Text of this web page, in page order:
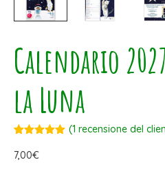
Calendario
la Luna
5.00su 5
su base
(1 recensione del
7,00€